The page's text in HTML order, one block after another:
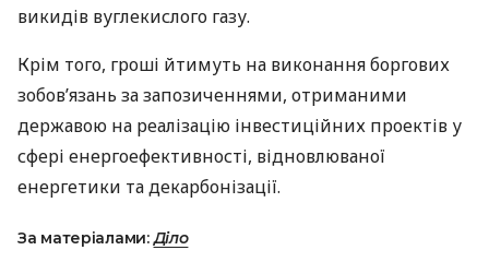
викидів вуглекислого газу.
Крім того, гроші йтимуть на виконання боргових
зобов’язань за запозиченнями, отриманими
державою на реалізацію інвестиційних проектів у
сфері енергоефективності, відновлюваної
енергетики та декарбонізації.
За матеріалами:Діло